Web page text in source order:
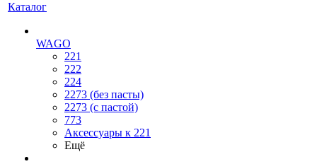
Каталог
WAGO
221
222
224
2273 (без пасты)
2273 (с пастой)
773
Аксессуары к 221
Ещё